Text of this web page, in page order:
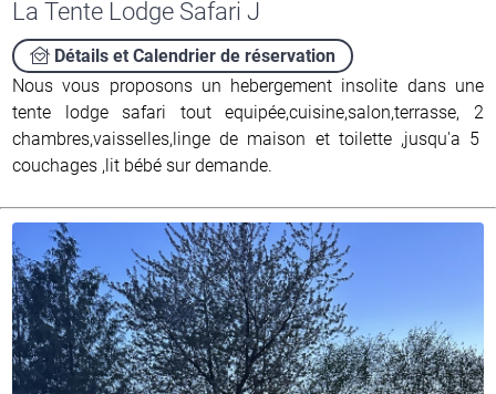
La Tente Lodge Safari J
Détails et Calendrier de réservation
Nous vous proposons un hebergement insolite dans une
tente lodge safari tout equipée,cuisine,salon,terrasse, 2
chambres,vaisselles,linge de maison et toilette ,jusqu'a 5
couchages ,lit bébé sur demande.